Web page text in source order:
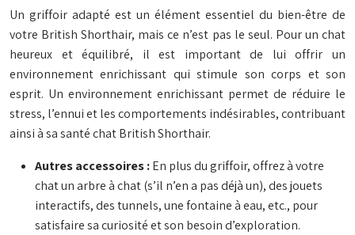
Un griffoir adapté est un élément essentiel du bien-être de
votre British Shorthair, mais ce n’est pas le seul. Pour un chat
heureux et équilibré, il est important de lui offrir un
environnement enrichissant qui stimule son corps et son
esprit. Un environnement enrichissant permet de réduire le
stress, l’ennui et les comportements indésirables, contribuant
ainsi à sa santé chat British Shorthair.
Autres accessoires :En plus du griffoir, offrez à votre
chat un arbre à chat (s’il n’en a pas déjà un), des jouets
interactifs, des tunnels, une fontaine à eau, etc., pour
satisfaire sa curiosité et son besoin d’exploration.